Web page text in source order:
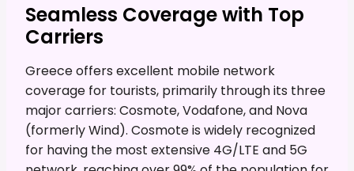
Seamless Coverage with Top
Carriers
Greece offers excellent mobile network
coverage for tourists, primarily through its three
major carriers: Cosmote, Vodafone, and Nova
(formerly Wind). Cosmote is widely recognized
for having the most extensive 4G/LTE and 5G